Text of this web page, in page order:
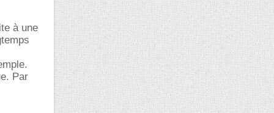
à une
Par